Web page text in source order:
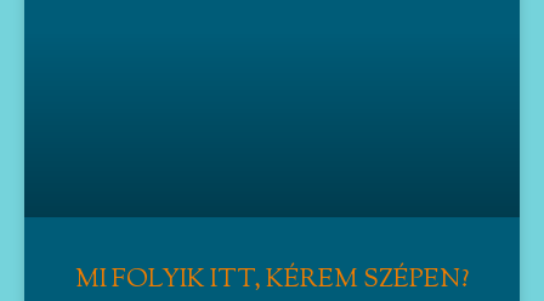
MI FOLYIK ITT, KÉREM SZÉPEN?